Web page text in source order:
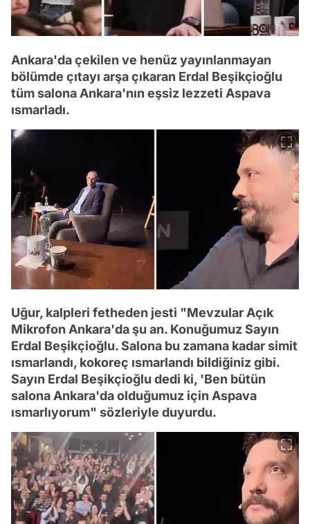
Ankara'da çekilen ve henüz yayınlanmayan
bölümde çıtayı arşa çıkaran Erdal Beşikçioğlu
tüm salona Ankara'nın eşsiz lezzeti Aspava
ısmarladı.
Uğur, kalpleri fetheden jesti "Mevzular Açık
Mikrofon Ankara'da şu an. Konuğumuz Sayın
Erdal Beşikçioğlu. Salona bu zamana kadar simit
ısmarlandı, kokoreç ısmarlandı bildiğiniz gibi.
Sayın Erdal Beşikçioğlu dedi ki, 'Ben bütün
salona Ankara'da olduğumuz için Aspava
ısmarlıyorum" sözleriyle duyurdu.